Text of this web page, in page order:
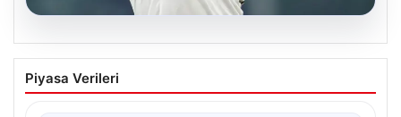
Romelu Lukaku’dan Süper Lig’e Sıcak
Mesaj: Fenerbahçe ve Beşiktaş’a Teklif
Piyasa Verileri